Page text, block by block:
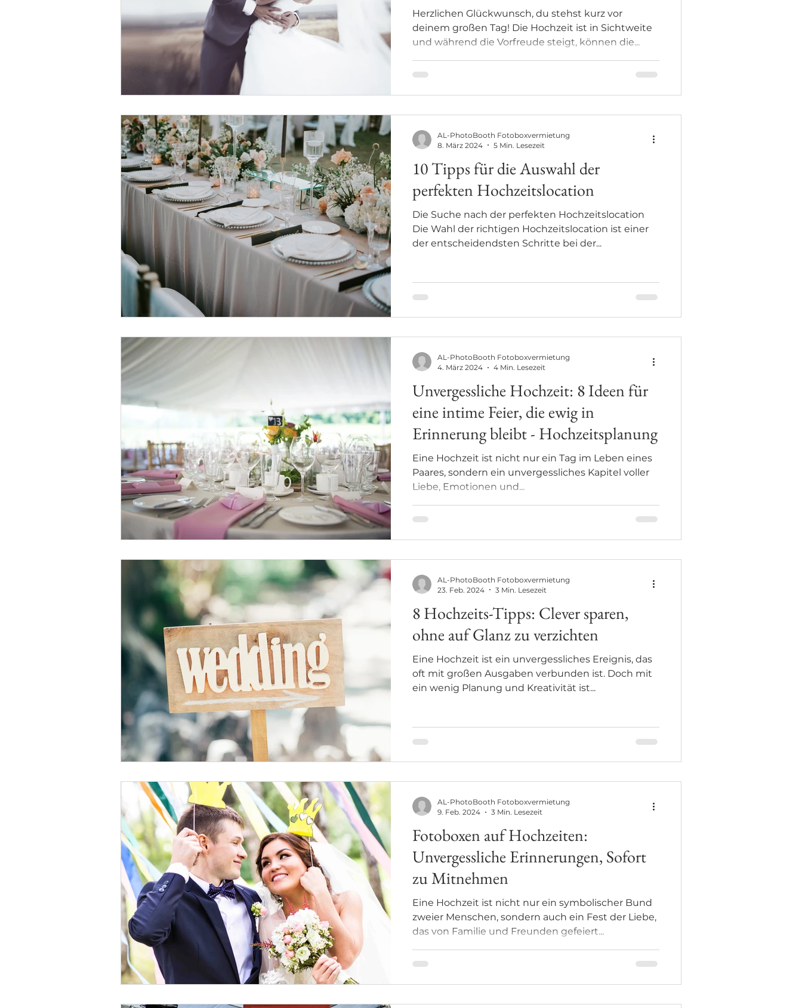
Herzlichen Glückwunsch, du stehst kurz vor
deinem großen Tag! Die Hochzeit ist in Sichtweite
und während die Vorfreude steigt, können die...
10 Tipps für die Auswahl der
perfekten Hochzeitslocation
Die Suche nach der perfekten Hochzeitslocation
Die Wahl der richtigen Hochzeitslocation ist einer
der entscheidendsten Schritte bei der...
AL-PhotoBooth Fotoboxvermietung
8. März 2024
5 Min. Lesezeit
Unvergessliche Hochzeit: 8 Ideen für
eine intime Feier, die ewig in
Erinnerung bleibt - Hochzeitsplanung
Eine Hochzeit ist nicht nur ein Tag im Leben eines
Paares, sondern ein unvergessliches Kapitel voller
Liebe, Emotionen und...
AL-PhotoBooth Fotoboxvermietung
4. März 2024
4 Min. Lesezeit
8 Hochzeits-Tipps: Clever sparen,
ohne auf Glanz zu verzichten
Eine Hochzeit ist ein unvergessliches Ereignis, das
oft mit großen Ausgaben verbunden ist. Doch mit
ein wenig Planung und Kreativität ist...
AL-PhotoBooth Fotoboxvermietung
23. Feb. 2024
3 Min. Lesezeit
Fotoboxen auf Hochzeiten:
Unvergessliche Erinnerungen, Sofort
zu Mitnehmen
Eine Hochzeit ist nicht nur ein symbolischer Bund
zweier Menschen, sondern auch ein Fest der Liebe,
das von Familie und Freunden gefeiert...
AL-PhotoBooth Fotoboxvermietung
9. Feb. 2024
3 Min. Lesezeit